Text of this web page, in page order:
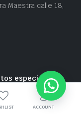
Maestra calle 18,
especiales
zona
ACCOUNT